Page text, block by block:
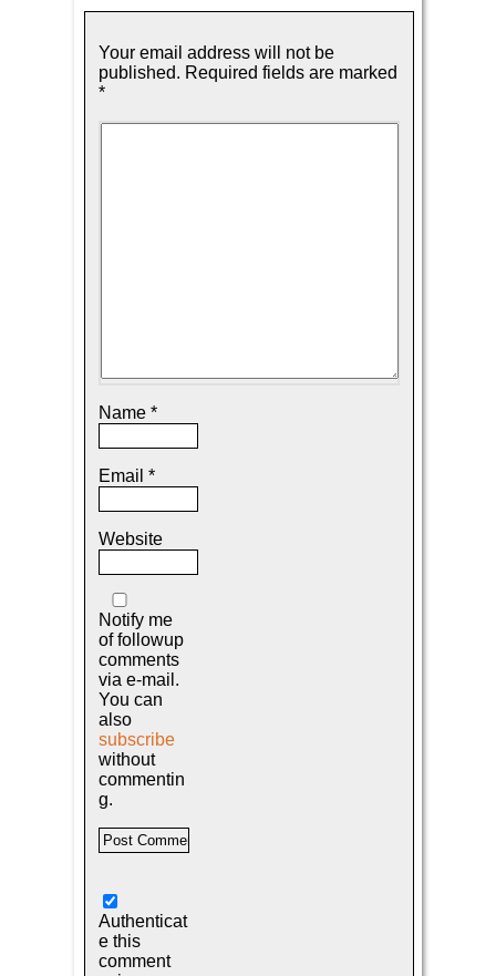
Your email address will not be
published. Required fields are marked
*
Name *
Email *
Website
Notify me
of followup
comments
via e-mail.
You can
also
subscribe
without
commentin
g.
Authenticat
e this
comment